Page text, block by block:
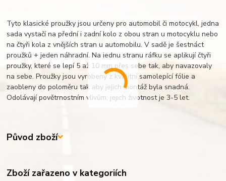
Tyto klasické proužky jsou určeny pro automobil či motocykl, jedna
sada vystačí na přední i zadní kolo z obou stran u motocyklu nebo
na čtyři kola z vnějších stran u automobilu. V sadě je šestnáct
proužků + jeden náhradní. Na jednu stranu ráfku se aplikují čtyři
proužky, které se lepí 5 až 10 mm přes sebe tak, aby navazovaly
na sebe. Proužky jsou vyrobeny z kvalitní samolepící fólie a
zaobleny do poloměru tak aby jejich montáž byla snadná.
Odolávají povětrnostním vlivům, jejich životnost je 3-5 let.
Původ zboží
Zboží zařazeno v kategoriích